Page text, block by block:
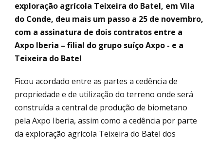
exploração agrícola Teixeira do Batel, em Vila
do Conde, deu mais um passo a 25 de novembro,
com a assinatura de dois contratos entre a
Axpo Iberia – filial do grupo suíço Axpo - e a
Teixeira do Batel
Ficou acordado entre as partes a cedência de
propriedade e de utilização do terreno onde será
construída a central de produção de biometano
pela Axpo Iberia, assim como a cedência por parte
da exploração agrícola Teixeira do Batel dos